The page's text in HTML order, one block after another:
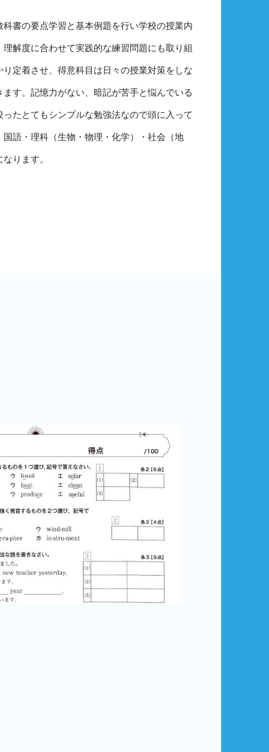
書の要点学習と基本例題を行い学校の授業内
解度に合わせて実践的な練習問題にも取り組
定着させ、得意科目は日々の授業対策をしな
す。記憶力がない、暗記が苦手と悩んでいる
たとてもシンプルな勉強法なので頭に入って
語・理科（生物・物理・化学）・社会（地
ります。